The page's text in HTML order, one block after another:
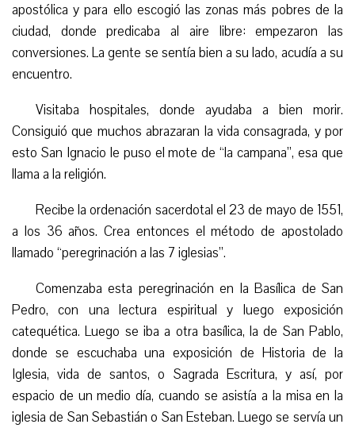
apostólica y para ello escogió las zonas más pobres de la
ciudad, donde predicaba al aire libre: empezaron las
conversiones. La gente se sentía bien a su lado, acudía a su
encuentro.
Visitaba hospitales, donde ayudaba a bien morir.
Consiguió que muchos abrazaran la vida consagrada, y por
esto San Ignacio le puso el mote de “la campana”,esa que
llama a la religión.
Recibe la ordenación sacerdotal el 23 de mayo de 1551,
a los 36 años. Crea entonces el método de apostolado
llamado “peregrinación a las 7 iglesias”.
Comenzaba esta peregrinación en la Basílica de San
Pedro, con una lectura espiritual y luego exposición
catequética. Luego se iba a otra basílica, la de San Pablo,
donde se escuchaba una exposición de Historia de la
Iglesia, vida de santos, o Sagrada Escritura, y así, por
espacio de un medio día, cuando se asistía a la misa en la
iglesia de San Sebastián o San Esteban. Luego se servía un